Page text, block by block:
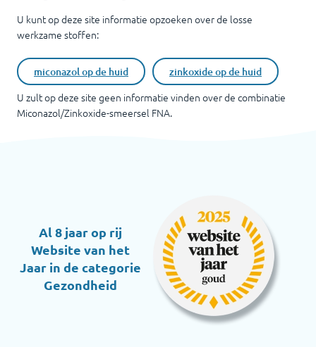
U kunt op deze site informatie opzoeken over de losse
werkzame stoffen:
miconazol op de huid zinkoxide op de huid
U zult op deze site geen informatie vinden over de combinatie
Miconazol/Zinkoxide-smeersel FNA.
Al 8 jaar op rij
Website van het
Jaar in de categorie
Gezondheid